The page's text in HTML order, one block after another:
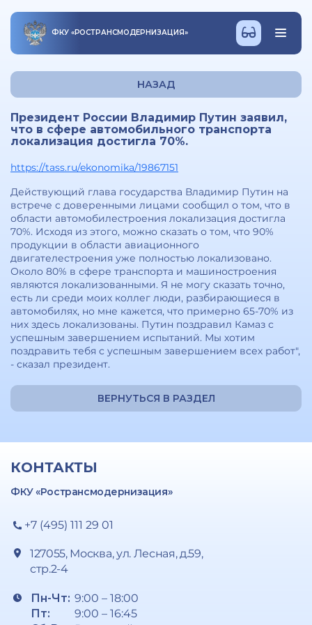
ФКУ «РОСТРАНСМОДЕРНИЗАЦИЯ»
НАЗАД
Президент России Владимир Путин заявил,
что в сфере автомобильного транспорта
локализация достигла 70%.
https://tass.ru/ekonomika/19867151
Действующий глава государства Владимир Путин на
встрече с доверенными лицами сообщил о том, что в
области автомобилестроения локализация достигла
70%. Исходя из этого, можно сказать о том, что 90%
продукции в области авиационного
двигателестроения уже полностью локализовано.
Около 80% в сфере транспорта и машиностроения
являются локализованными. Я не могу сказать точно,
есть ли среди моих коллег люди, разбирающиеся в
автомобилях, но мне кажется, что примерно 65-70% из
них здесь локализованы. Путин поздравил Камаз с
успешным завершением испытаний. Мы хотим
поздравить тебя с успешным завершением всех работ",
- сказал президент.
ВЕРНУТЬСЯ В РАЗДЕЛ
КОНТАКТЫ
ФКУ «Ространсмодернизация»
+7 (495) 111 29 01
127055, Москва, ул. Лесная, д.59,
стр.2-4
Пн-Чт:
Пт:
9:00 – 18:00
9:00 – 16:45